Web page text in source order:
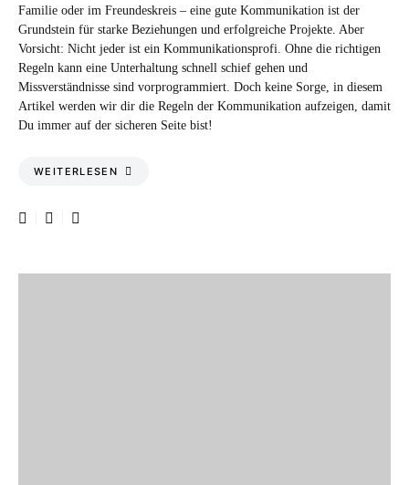
Familie oder im Freundeskreis – eine gute Kommunikation ist der
Grundstein für starke Beziehungen und erfolgreiche Projekte. Aber
Vorsicht: Nicht jeder ist ein Kommunikationsprofi. Ohne die richtigen
Regeln kann eine Unterhaltung schnell schief gehen und
Missverständnisse sind vorprogrammiert. Doch keine Sorge, in diesem
Artikel werden wir dir die Regeln der Kommunikation aufzeigen, damit
Du immer auf der sicheren Seite bist!
WEITERLESEN